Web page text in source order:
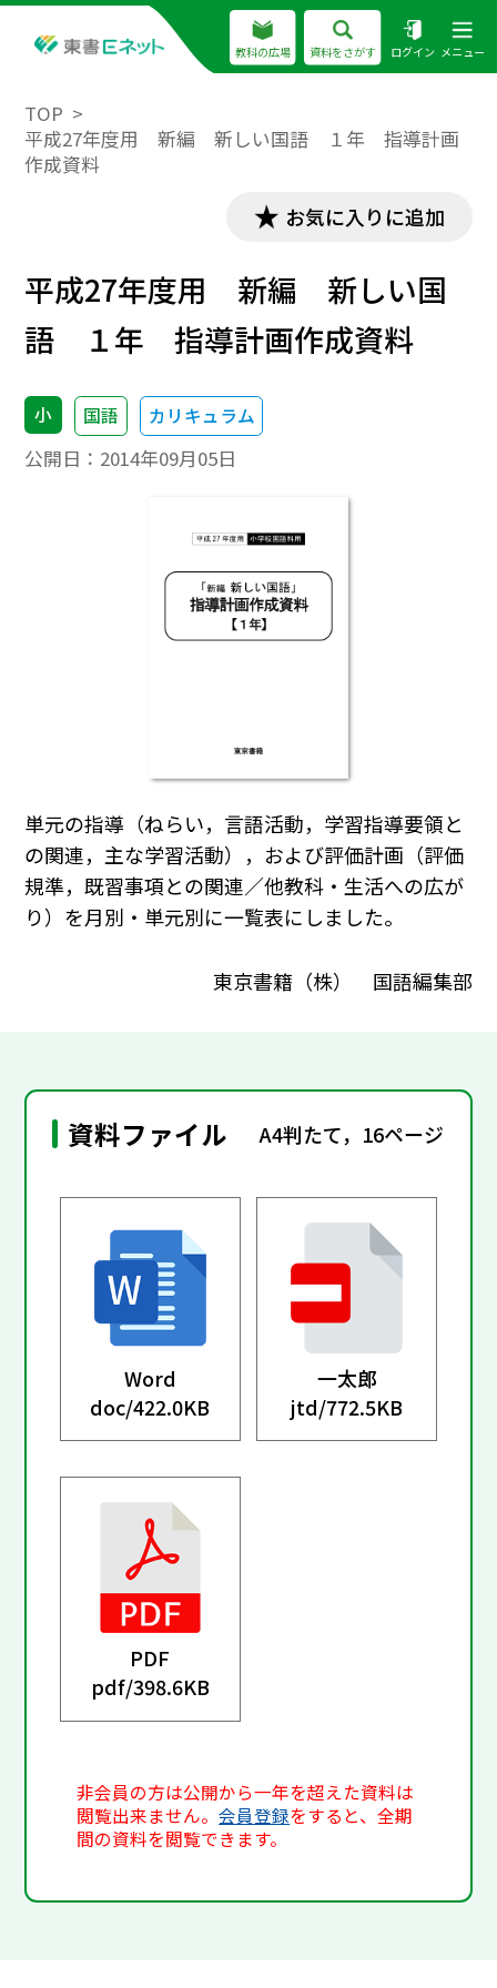
教科の広場 資料をさがす ログイン メニュー
TOP
平成27年度用 新編 新しい国語 １年 指導計画
作成資料
お気に入りに追加
平成27年度用 新編 新しい国
語 １年 指導計画作成資料
小 国語 カリキュラム
公開日： 2014年09月05日
単元の指導（ねらい，言語活動，学習指導要領と
の関連，主な学習活動），および評価計画（評価
規準，既習事項との関連／他教科・生活への広が
り）を月別・単元別に一覧表にしました。
東京書籍（株） 国語編集部
資料ファイル A4判たて，16ページ
Word
doc/422.0KB
一太郎
jtd/772.5KB
PDF
pdf/398.6KB
非会員の方は公開から一年を超えた資料は
閲覧出来ません。会員登録をすると、全期
間の資料を閲覧できます。